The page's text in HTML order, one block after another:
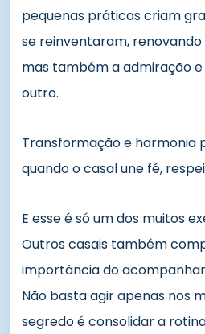
pequenas práticas criam
se reinventaram, renovando
mas também a admiração
outro.
Transformação e harmonia
quando o casal une fé,
E esse é só um dos muitos
Outros casais também
importância do
Não basta agir apenas nos
segredo é consolidar a